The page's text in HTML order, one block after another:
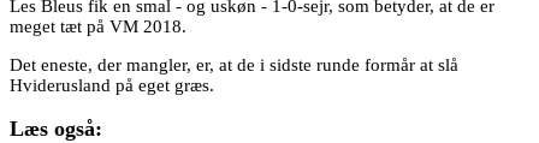
Les Bleus fik en smal - og uskøn - 1-0-sejr, som betyder, at de er
meget tæt på VM 2018.
Det eneste, der mangler, er, at de i sidste runde formår at slå
Hviderusland på eget græs.
Læs også: